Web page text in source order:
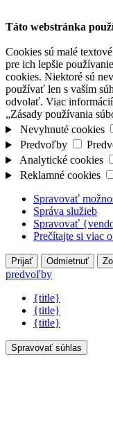
Táto webstránka
Cookies sú malé
pre ich lepšie
cookies. Niektoré sú
používať len s vaším
odvolať. Viac informácií
„Zásady používania
Nevyhnuté cookies
Predvoľby
Analytické cookies
Reklamné cookies
Spravovať
Správa služieb
Spravovať
Prečítajte si viac
Prijať Odmietnuť
predvoľby
{title}
{title}
{title}
Spravovať súhlas